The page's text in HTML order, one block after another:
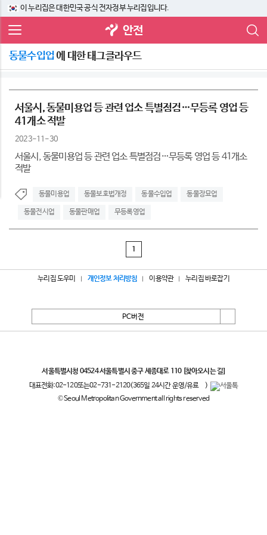
이 누리집은 대한민국 공식 전자정부 누리집입니다.
안전
동물수입업 에 대한 태그클라우드
서울시, 동물미용업 등 관련 업소 특별점검…무등록 영업 등
41개소 적발
2023-11-30
서울시, 동물미용업 등 관련 업소 특별점검…무등록 영업 등 41개소
적발
동물미용업 동물보호법개정 동물수입업 동물장묘업
동물전시업 동물판매업 무등록영업
1
누리집 도우미 개인정보 처리방침 이용약관 누리집 바로잡기
PC버전
서울특별시청 04524 서울특별시 중구 세종대로 110 [찾아오시는 길]
대표전화:02-120또는02-731-2120(365일 24시간 운영/유료
)
© Seoul Metropolitan Government all rights reserved